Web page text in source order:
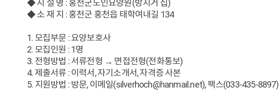
◆ 시 설 명 : 홍천군노인요양원(방지거 집)
◆ 소 재 지 : 홍천군 홍천읍 태학여내길 134
1. 모집부문 : 요양보호사
2. 모집인원 : 1명
3. 전형방법 : 서류전형 → 면접전형(전화통보)
4. 제출서류 : 이력서, 자기소개서, 자격증 사본
5. 지원방법 : 방문, 이메일(silverhoch@hanmail.net), 팩스(033-435-8897)